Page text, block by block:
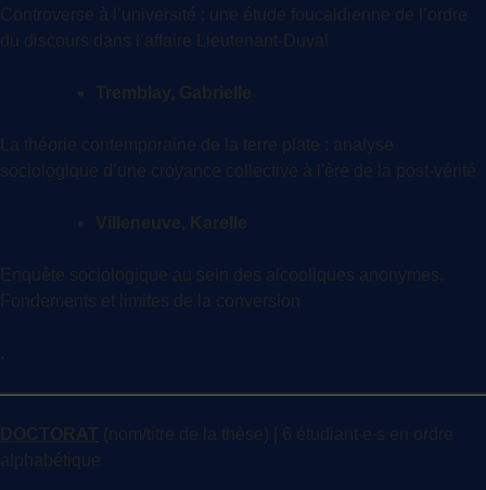
Controverse à l’université : une étude foucaldienne de l’ordre
du discours dans l’affaire Lieutenant-Duval
Tremblay, Gabrielle
La théorie contemporaine de la terre plate : analyse
sociologique d’une croyance collective à l'ère de la post-vérité
Villeneuve, Karelle
Enquête sociologique au sein des alcooliques anonymes.
Fondements et limites de la conversion
DOCTORAT (nom/titre de la thèse) | 6 étudiant∙e∙s en ordre
alphabétique